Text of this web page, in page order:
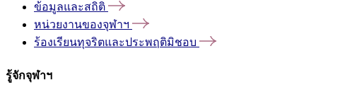
ข้อมูลและสถิติ
หน่วยงานของจุฬาฯ
ร้องเรียนทุจริตและประพฤติมิชอบ
รู้จักจุฬาฯ